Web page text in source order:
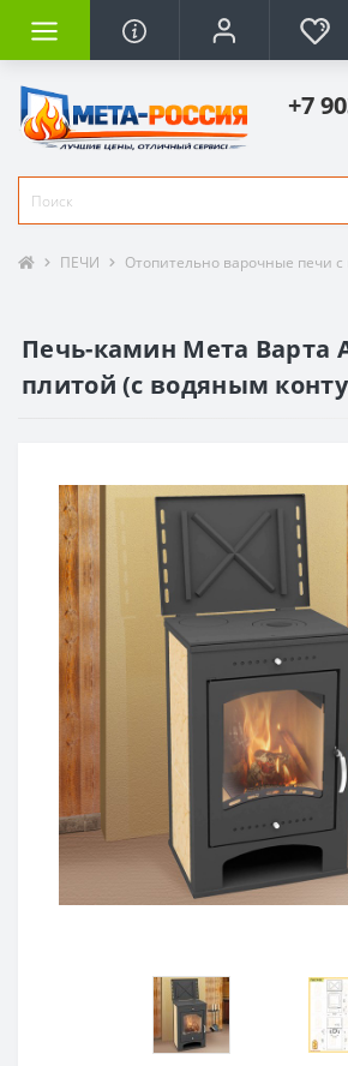
+7
ПЕЧИ Отопительно варочные печи
Печь-камин Мета Варта
плитой (с водяным